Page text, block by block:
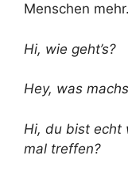
Menschen mehr.
Hi, wie geht’s?
Hey, was
Hi, du bist echt
mal treffen?